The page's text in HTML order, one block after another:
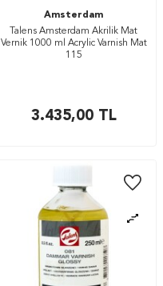
Amsterdam
Talens Amsterdam Akrilik Mat
Vernik 1000 ml Acrylic Varnish Mat
115
3.435,00TL